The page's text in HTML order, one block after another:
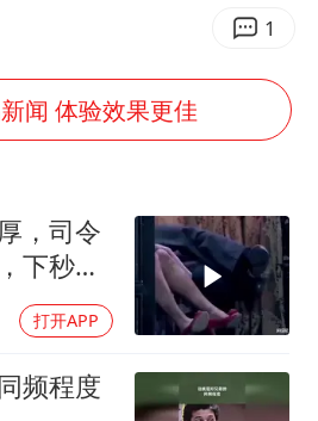
龙餐馆》 冲奖
蒯曼挺进WTT横滨冠军赛女单四强
笔试第一被劝弃考涉事副校长被撤职
海豚5次眼壁置换
构建更高水平的全民健身公共服务体系
1
闻 体验效果更佳
，司令
下秒就
打开APP
频程度